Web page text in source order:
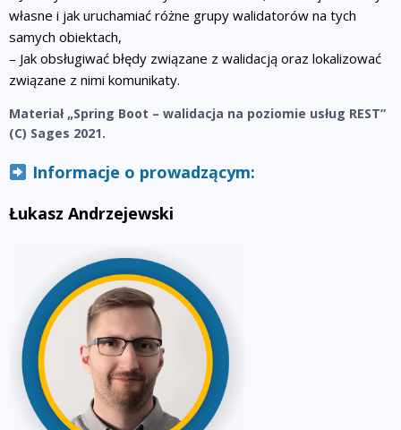
własne i jak uruchamiać różne grupy walidatorów na tych
samych obiektach,
– Jak obsługiwać błędy związane z walidacją oraz lokalizować
związane z nimi komunikaty.
Materiał „Spring Boot – walidacja na poziomie usług REST”
(C) Sages 2021.
Informacje o prowadzącym:
Łukasz Andrzejewski